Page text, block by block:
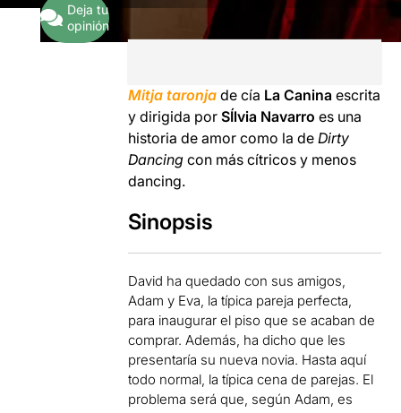
Deja tu
opinión
Mitja taronja de cía La Canina escrita
y dirigida porSÍlvia Navarroes una
historia de amor como la deDirty
Dancing con más cítricos y menos
dancing.
Sinopsis
David ha quedado con sus amigos,
Adam y Eva, la típica pareja perfecta,
para inaugurar el piso que se acaban de
comprar. Además, ha dicho que les
presentaría su nueva novia. Hasta aquí
todo normal, la típica cena de parejas. El
problema será que, según Adam, es